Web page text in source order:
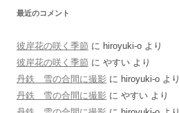
最近のコメント
彼岸花の咲く季節 に hiroyuki-o より
彼岸花の咲く季節 に やすい より
丹鉄 雪の合間に撮影 に hiroyuki-o より
丹鉄 雪の合間に撮影 に やすい より